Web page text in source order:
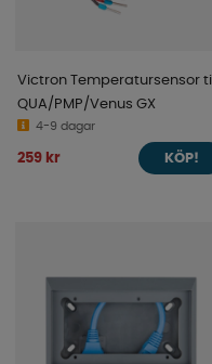
Victron Temperatursensor till
QUA/PMP/Venus GX
4-9 dagar
259 kr KÖP!